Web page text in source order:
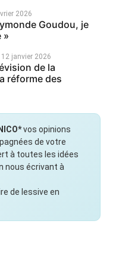
2026
Goudou, je
»
12 janvier 2026
de la
réforme des
vos opinions
de votre
à toutes les idées
nous écrivant à
de lessive en